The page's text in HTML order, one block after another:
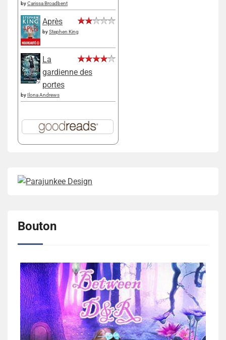
byCarissa Broadbent
Après
byStephen King
La
gardienne des
portes
by Ilona Andrews
Bouton